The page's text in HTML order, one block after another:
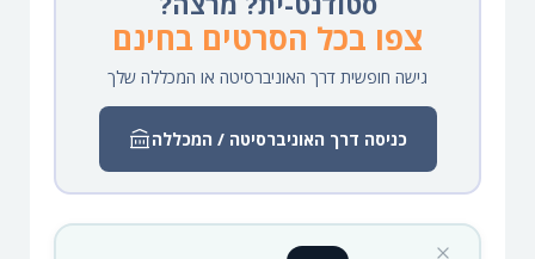
צפו בכל הסרטים בחינם
גישה חופשית דרך האוניברסיטה או המכללה שלך
כניסה דרך האוניברסיטה / המכללה